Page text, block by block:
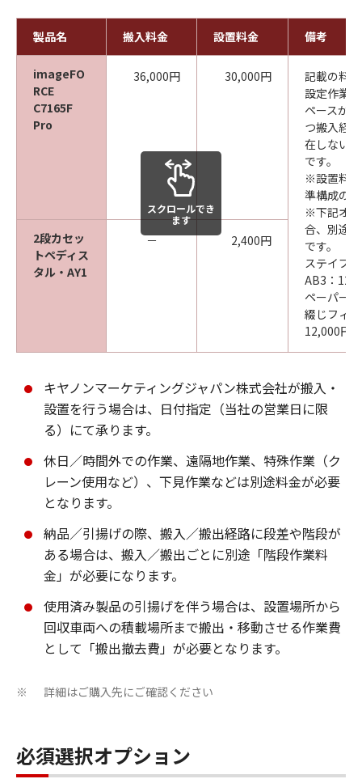
製品名 搬入料金 設置料金 備考
imageFO
RCE
C7165F
Pro
36,000円 30,000円
記載の料
設定作業
ペースが
つ搬入経
在しない
です。
※設置料
準構成の
※下記オ
合、別途
です。
ステイプ
AB3：
ペーパー
綴じフィ
12,000円
2段カセッ
トペディス
タル・AY1
－ 2,400円
スクロールでき
ます
キヤノンマーケティングジャパン株式会社が搬入・
設置を行う場合は、日付指定（当社の営業日に限
る）にて承ります。
休日／時間外での作業、遠隔地作業、特殊作業（ク
レーン使用など）、下見作業などは別途料金が必要
となります。
納品／引揚げの際、搬入／搬出経路に段差や階段が
ある場合は、搬入／搬出ごとに別途「階段作業料
金」が必要になります。
使用済み製品の引揚げを伴う場合は、設置場所から
回収車両への積載場所まで搬出・移動させる作業費
として「搬出撤去費」が必要となります。
※ 詳細はご購入先にご確認ください
必須選択オプション